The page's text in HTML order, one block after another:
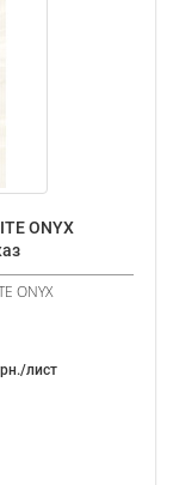
ONYX
ONYX
лист